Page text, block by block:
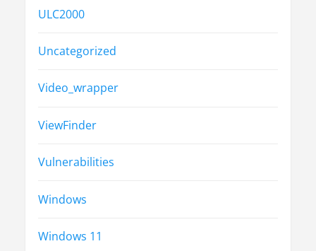
ULC2000
Uncategorized
Video_wrapper
ViewFinder
Vulnerabilities
Windows
Windows 11